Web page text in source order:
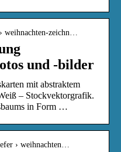
weihnachten-zeichn…
und -bilder
mit abstraktem
– Stockvektorgrafik.
in Form …
› weihnachten…